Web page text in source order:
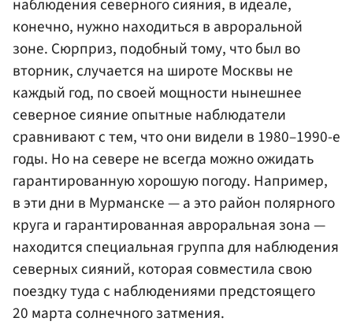
наблюдения северного сияния, в идеале,
конечно, нужно находиться в авроральной
зоне. Сюрприз, подобный тому, что был во
вторник, случается на широте Москвы не
каждый год, по своей мощности нынешнее
северное сияние опытные наблюдатели
сравнивают с тем, что они видели в 1980–1990-е
годы. Но на севере не всегда можно ожидать
гарантированную хорошую погоду. Например,
в эти дни в Мурманске — а это район полярного
круга и гарантированная авроральная зона —
находится специальная группа для наблюдения
северных сияний, которая совместила свою
поездку туда с наблюдениями предстоящего
20 марта солнечного затмения.